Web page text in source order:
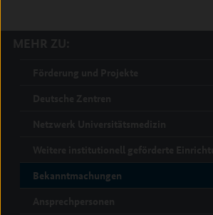
Bekanntmachungen